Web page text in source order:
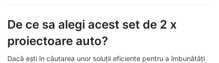
De ce sa alegi acest set de 2 x
proiectoare auto?
Dacă ești în căutarea unor soluții eficiente pentru a îmbunătăți